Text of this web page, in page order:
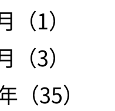
1）
3）
35）